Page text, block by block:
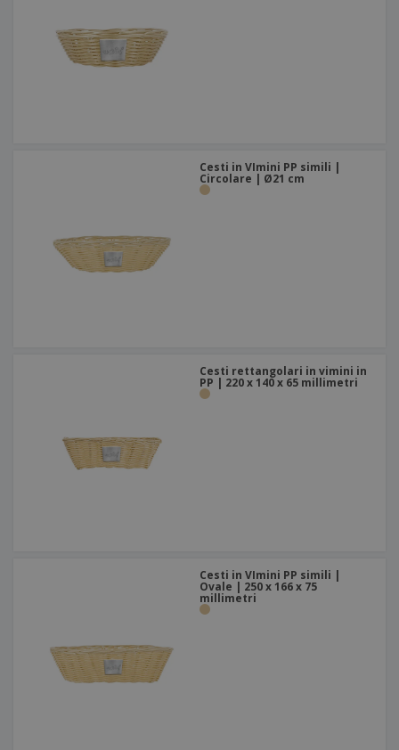
Cesti in VImini PP simili |
Circolare | Ø21 cm
Cesti rettangolari in vimini in
PP | 220 x 140 x 65 millimetri
Cesti in VImini PP simili |
Ovale | 250 x 166 x 75
millimetri